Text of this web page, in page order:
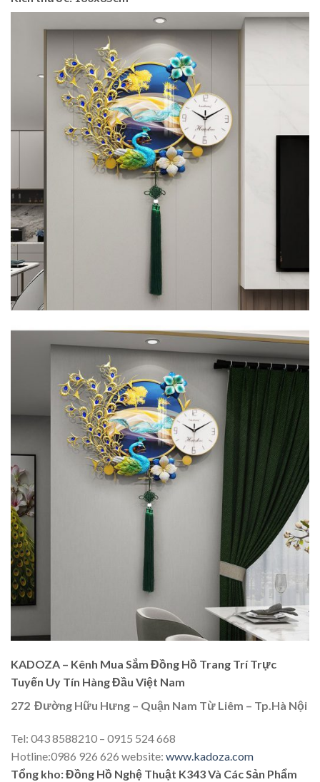
KADOZA – Kênh Mua Sắm Đồng Hồ Trang Trí Trực
Tuyến Uy Tín Hàng Đầu Việt Nam
272 Đường Hữu Hưng – Quận Nam Từ Liêm – Tp.Hà Nội
Tel: 043 8588210 – 0915 524 668
Hotline:0986 926 626 website: www.kadoza.com
Tổng kho: Đồng Hồ Nghệ Thuật K343 Và Các Sản Phẩm